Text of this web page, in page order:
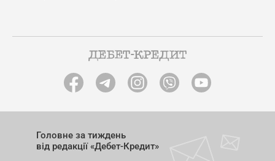
Головне за тиждень
від редакції «Дебет-Кредит»